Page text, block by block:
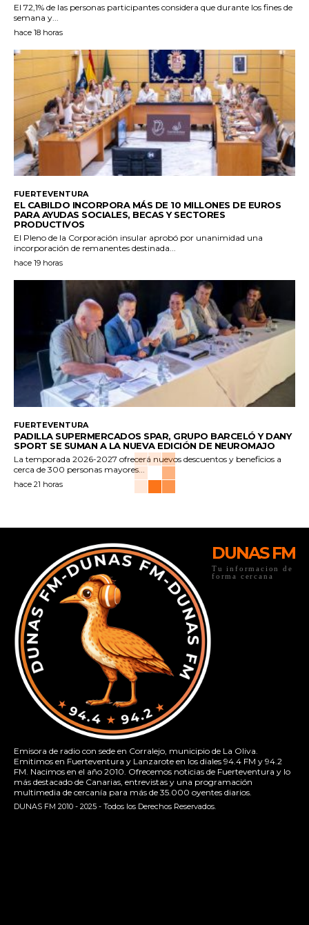
El 72,1% de las personas participantes considera que durante los fines de
semana y...
hace 18 horas
FUERTEVENTURA
EL CABILDO INCORPORA MÁS DE 10 MILLONES DE EUROS
PARA AYUDAS SOCIALES, BECAS Y SECTORES
PRODUCTIVOS
El Pleno de la Corporación insular aprobó por unanimidad una
incorporación de remanentes destinada...
hace 19 horas
FUERTEVENTURA
PADILLA SUPERMERCADOS SPAR, GRUPO BARCELÓ Y DANY
SPORT SE SUMAN A LA NUEVA EDICIÓN DE NEUROMAJO
La temporada 2026-2027 ofrecerá nuevos descuentos y beneficios a
cerca de 300 personas mayores...
hace 21 horas